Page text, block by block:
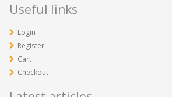
Useful links
Login
Register
Cart
Checkout